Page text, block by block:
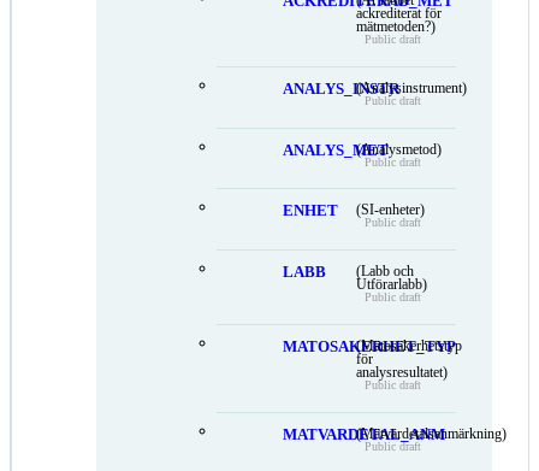
ackrediterat för
mätmetoden?)
Public draft
ANALYS_INSTR(Analysinstrument)
Public draft
ANALYS_MET(Analysmetod)
Public draft
ENHET (SI-enheter)
Public draft
LABB
(Labb och
Utförarlabb)
Public draft
MATOSAKERHET_TYP
(Mätosäkerhetstyp
för
analysresultatet)
Public draft
MATVARDETAL_ANM
(Mätvärdetalsanmärkning)
Public draft